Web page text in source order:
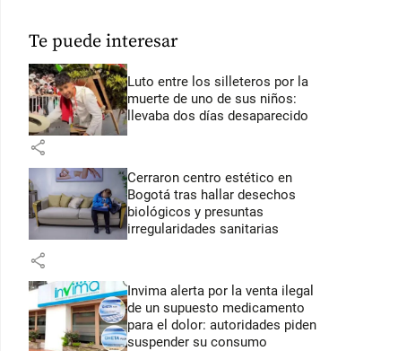
Te puede interesar
Luto entre los silleteros por la
muerte de uno de sus niños:
llevaba dos días desaparecido
share
Cerraron centro estético en
Bogotá tras hallar desechos
biológicos y presuntas
irregularidades sanitarias
share
Invima alerta por la venta ilegal
de un supuesto medicamento
para el dolor: autoridades piden
suspender su consumo